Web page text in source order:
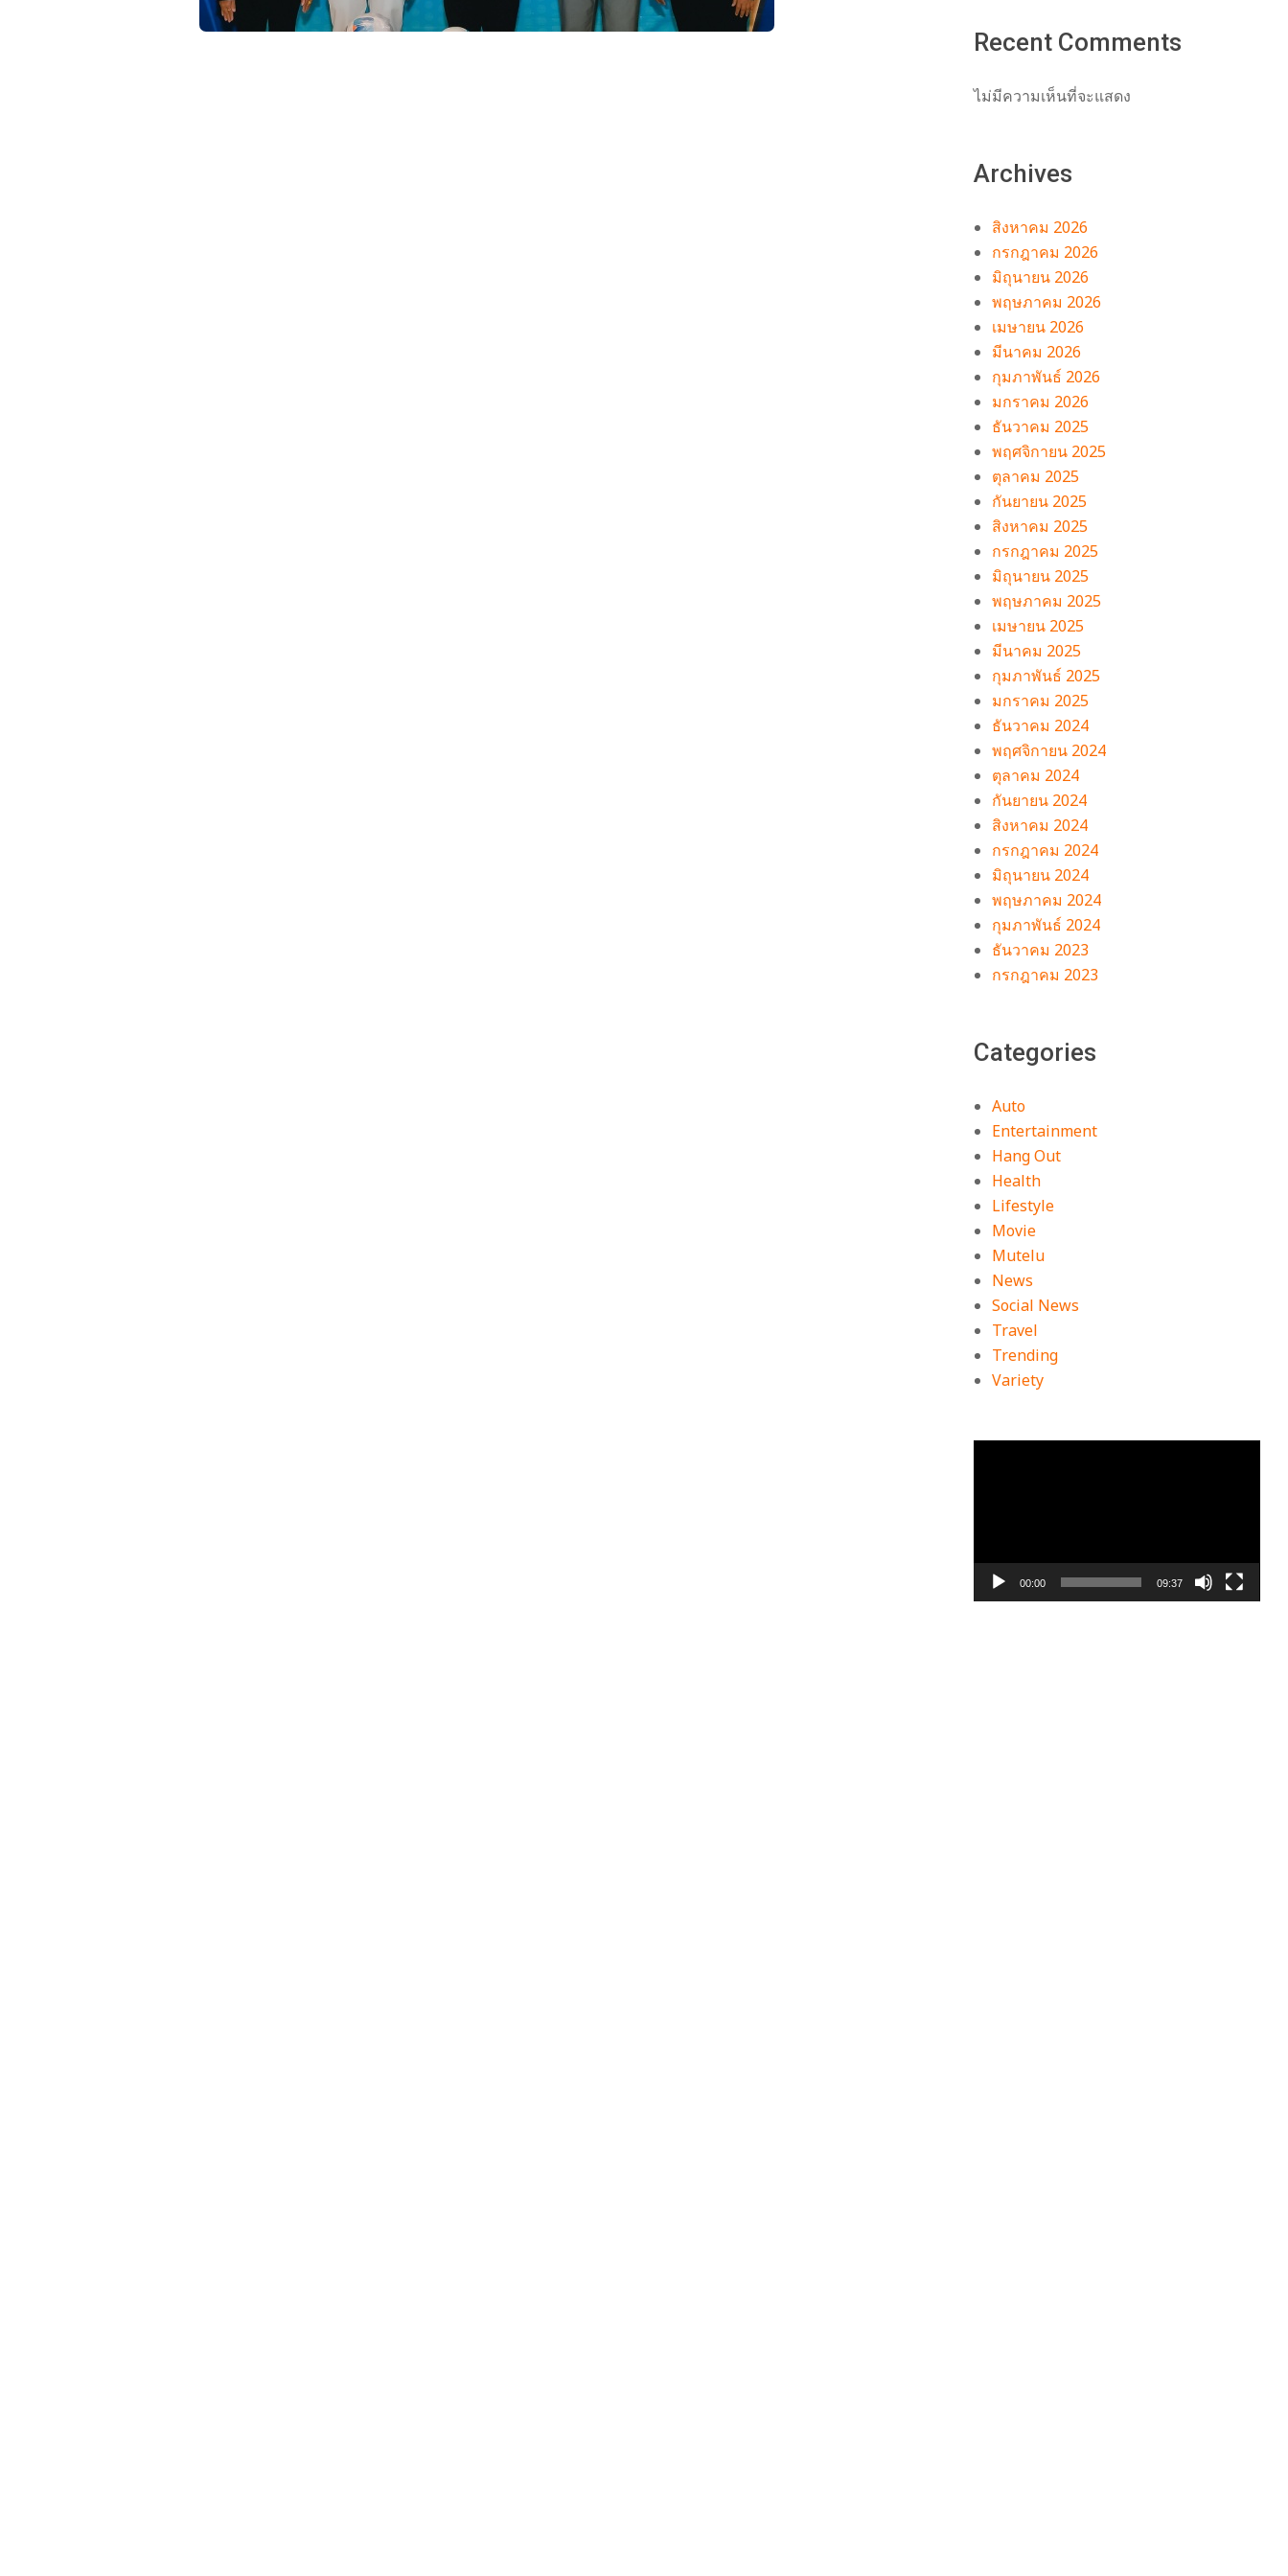
c Recent Comments
ไม่มีความเห็นที่จะแสดง
Archives
สิงหาคม 2026
กรกฎาคม 2026
มิถุนายน 2026
พฤษภาคม 2026
เมษายน 2026
มีนาคม 2026
กุมภาพันธ์ 2026
มกราคม 2026
ธันวาคม 2025
พฤศจิกายน 2025
ตุลาคม 2025
กันยายน 2025
สิงหาคม 2025
กรกฎาคม 2025
มิถุนายน 2025
พฤษภาคม 2025
เมษายน 2025
มีนาคม 2025
กุมภาพันธ์ 2025
มกราคม 2025
ธันวาคม 2024
พฤศจิกายน 2024
ตุลาคม 2024
กันยายน 2024
สิงหาคม 2024
กรกฎาคม 2024
มิถุนายน 2024
พฤษภาคม 2024
กุมภาพันธ์ 2024
ธันวาคม 2023
กรกฎาคม 2023
Categories
Auto
Entertainment
Hang Out
Health
Lifestyle
Movie
Mutelu
News
Social News
Travel
Trending
Variety
00:00 09:37